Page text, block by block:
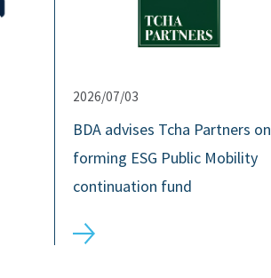
2026/07/03
BDA advises Tcha Partners on
forming ESG Public Mobility
continuation fund